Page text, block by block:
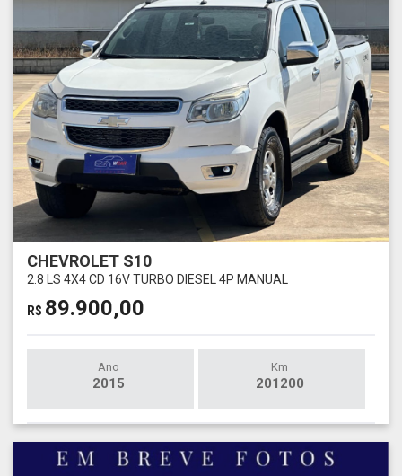
CHEVROLET S10
2.8 LS 4X4 CD 16V TURBO DIESEL 4P MANUAL
R$ 89.900,00
Ano
2015
Km
201200